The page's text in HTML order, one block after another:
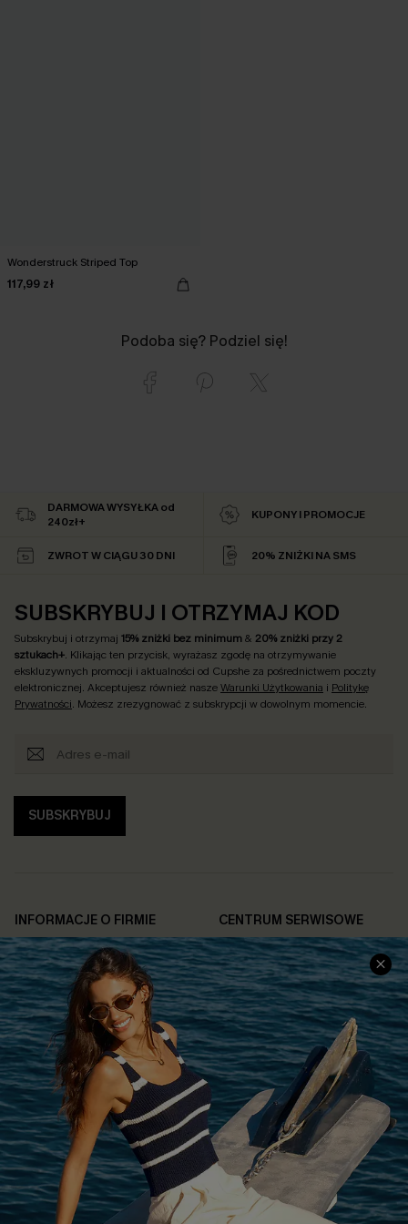
Wonderstruck Striped Top
117,99 zł
Podoba się? Podziel się!
DARMOWA WYSYŁKA od
240zł+
KUPONY I PROMOCJE
ZWROT W CIĄGU 30 DNI 20% ZNIŻKI NA SMS
SUBSKRYBUJ I OTRZYMAJ KOD
Subskrybuj i otrzymaj 15% zniżki bez minimum& 20% zniżki przy 2
sztukach+. Klikając ten przycisk, wyrażasz zgodę na otrzymywanie
ekskluzywnych promocji i aktualności od Cupshe za pośrednictwem poczty
elektronicznej. Akceptujesz również naszeWarunki Użytkowania i Politykę
Prywatności. Możesz zrezygnować z subskrypcji w dowolnym momencie.
SUBSKRYBUJ
INFORMACJE O FIRMIE
O NAS
Opinie Klientów
Polityka Prywatności
Warunki & Zasady
Łańcuch Dostaw Cupshe
20% Zniżki na SMS
CENTRUM SERWISOWE
Informacje o Wysyłce
Jak Śledzić
Polityka Zwrotów
Rozpocznij Zwrot
Informacje o Rozmiarach
FAQS
Kontakt z Nami
POPULARNA KOLEKCJA